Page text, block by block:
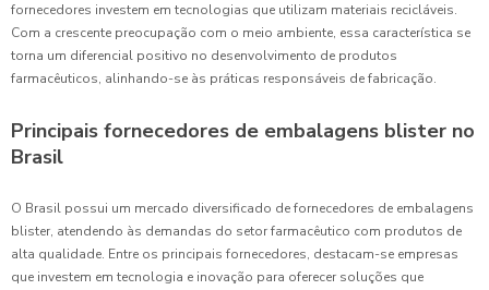
fornecedores investem em tecnologias que utilizam materiais recicláveis.
Com a crescente preocupação com o meio ambiente, essa característica se
torna um diferencial positivo no desenvolvimento de produtos
farmacêuticos, alinhando-se às práticas responsáveis de fabricação.
Principais fornecedores de embalagens blister no
Brasil
O Brasil possui um mercado diversificado de fornecedores de embalagens
blister, atendendo às demandas do setor farmacêutico com produtos de
alta qualidade. Entre os principais fornecedores, destacam-se empresas
que investem em tecnologia e inovação para oferecer soluções que